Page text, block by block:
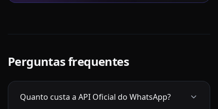
Perguntas frequentes
Quanto custa a API Oficial do WhatsApp?